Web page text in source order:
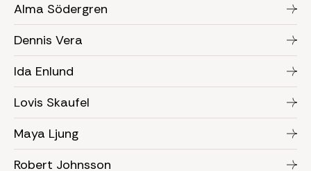
Alma Södergren
Dennis Vera
Ida Enlund
Lovis Skaufel
Maya Ljung
Robert Johnsson